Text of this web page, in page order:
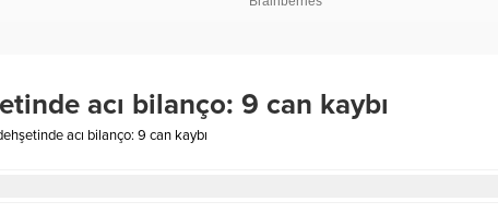
acı bilanço: 9 can kaybı
acı bilanço: 9 can kaybı